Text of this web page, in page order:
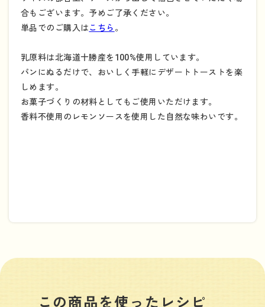
合もございます。予めご了承ください。
単品でのご購入はこちら 。
乳原料は北海道十勝産を100%使用しています。
パンにぬるだけで、おいしく手軽にデザートトーストを楽
しめます。
お菓子づくりの材料としてもご使用いただけます。
香料不使用のレモンソースを使用した自然な味わいです。
この商品を使ったレシピ